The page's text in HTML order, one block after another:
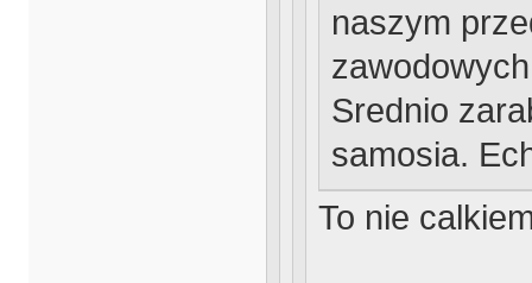
naszym
Srednio
samosia.
To nie